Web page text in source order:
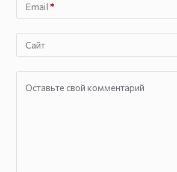
Email *
Сайт
Оставьте свой комментарий